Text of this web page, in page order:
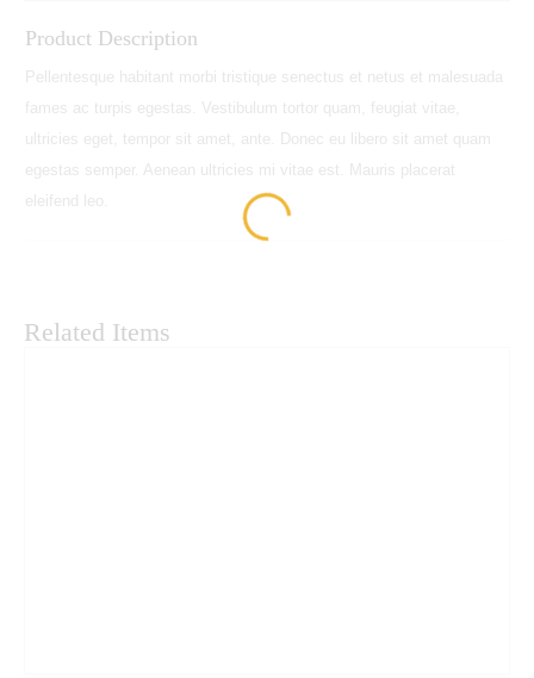
16
GB,
quantity
Product Description
Pellentesque habitant morbi tristique senectus et netus et malesuada
fames ac turpis egestas. Vestibulum tortor quam, feugiat vitae,
ultricies eget, tempor sit amet, ante. Donec eu libero sit amet quam
egestas semper. Aenean ultricies mi vitae est. Mauris placerat
eleifend leo.
Related Items